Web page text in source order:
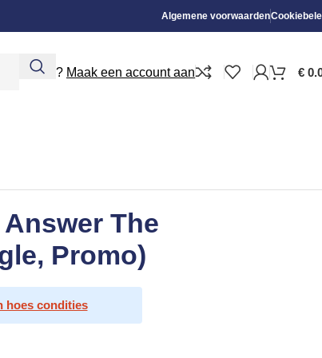
Algemene voorwaarden
Nieuw? Maak een account aan €
The
Promo)
hoes condities